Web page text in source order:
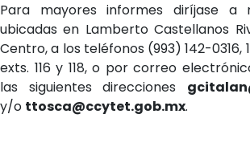
Para mayores informes diríjase a
ubicadas en Lamberto Castellanos
Centro, a los teléfonos (993) 142-0316,
exts. 116 y 118, o por correo
las siguientes direcciones
y/o ttosca@ccytet.gob.mx.